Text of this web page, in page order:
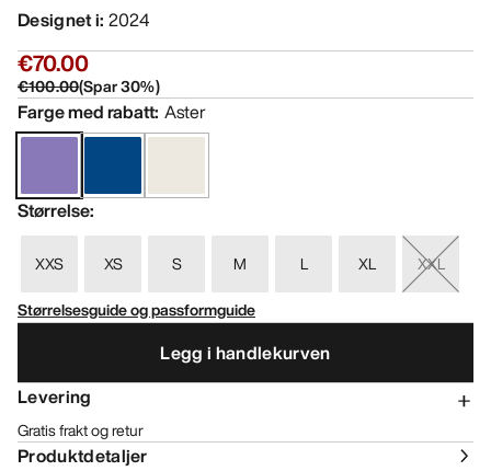
Designet i: 2024
€70.00
€100.00(Spar30%)
Farge med rabatt: Aster
Størrelse:
XXS XS S M L XL
XXL
Størrelsesguide og passformguide
Legg i handlekurven
Levering
Gratis frakt og retur
Produktdetaljer